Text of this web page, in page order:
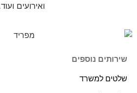
ואירועים ועוד...
נוספים
למשרד